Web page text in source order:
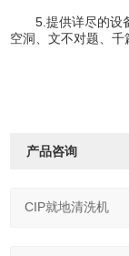
5.提供详尽的设备
空洞、文不对题、千
产品咨询